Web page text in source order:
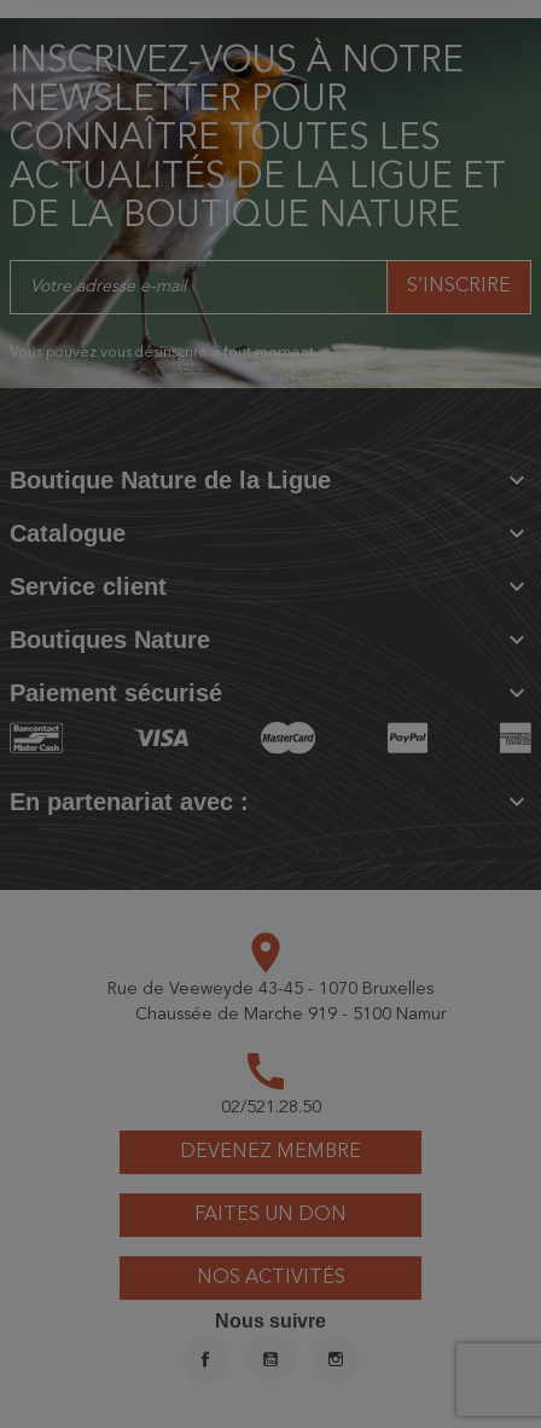
INSCRIVEZ-VOUS À NOTRE
NEWSLETTER POUR
CONNAÎTRE TOUTES LES
ACTUALITÉS DE LA LIGUE ET
DE LA BOUTIQUE NATURE
Vous pouvez vous désinscrire à tout moment.
Boutique Nature de la Ligue 
Catalogue 
Service client 
Boutiques Nature 
Paiement sécurisé 
En partenariat avec : 
DEVENEZ MEMBRE
FAITES UN DON
NOS ACTIVITÉS
place
Rue de Veeweyde 43-45 - 1070 Bruxelles
Chaussée de Marche 919 - 5100 Namur
call
02/521.28.50
Nous suivre